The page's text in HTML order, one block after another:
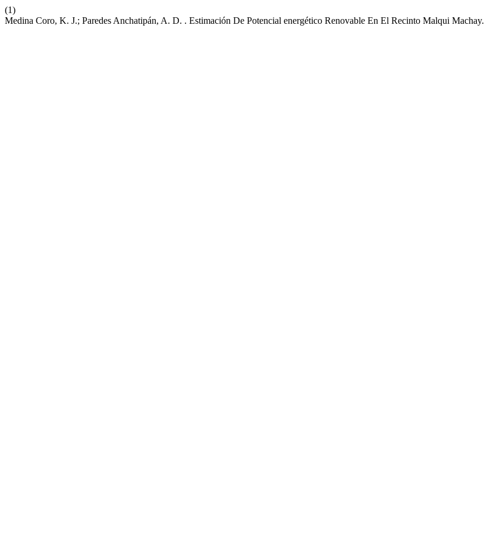
(1)
Medina Coro, K. J.; Paredes Anchatipán, A. D. . Estimación De Potencial energético Renovable En El Recinto Malqui Machay.